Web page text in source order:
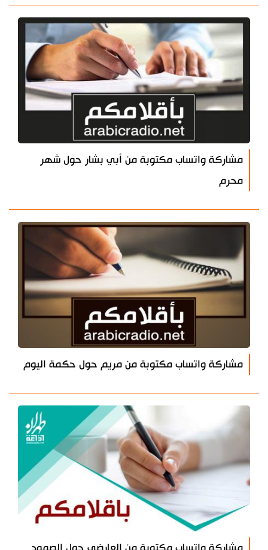
مشاركة واتساب مكتوبة من أبي بشار حول شهر
محرم
مشاركة واتساب مكتوبة من مريم حول حكمة اليوم